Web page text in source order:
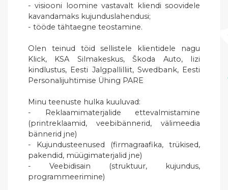
- visiooni loomine vastavalt kliendi soovidele
kavandamaks kujunduslahendusi;
- tööde tähtaegne teostamine.
Olen teinud töid sellistele klientidele nagu
Klick, KSA Silmakeskus, Škoda Auto, Iizi
kindlustus, Eesti Jalgpallilliit, Swedbank, Eesti
Personalijuhtimise Ühing PARE
Minu teenuste hulka kuuluvad:
- Reklaamimaterjalide ettevalmistamine
(printreklaamid, veebibännerid, välimeedia
bännerid jne)
- Kujundusteenused (firmagraafika, trükised,
pakendid, müügimaterjalid jne)
- Veebidisain (struktuur, kujundus,
programmeerimine)